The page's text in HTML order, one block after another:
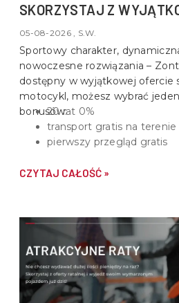
SKORZYSTAJ Z
05-08-2026 , S.W.
Sportowy charakter,
nowoczesne rozwiązania –
dostępny w wyjątkowej ofercie
motocykl, możesz wybrać
bonusów:20 rat 0%
transport gratis na terenie
pierwszy przegląd gratis
CZYTAJ CAŁOŚĆ »